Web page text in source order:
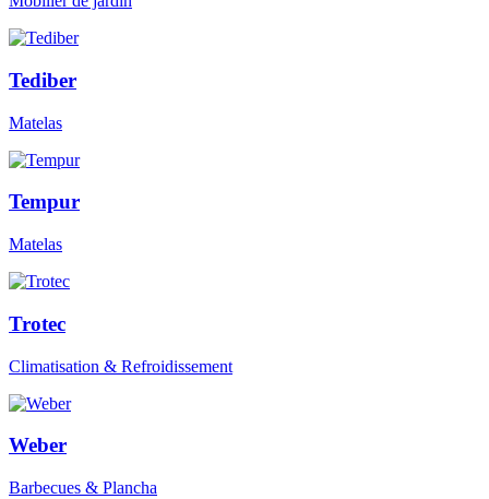
Tediber
Matelas
Tempur
Matelas
Trotec
Climatisation & Refroidissement
Weber
Barbecues & Plancha